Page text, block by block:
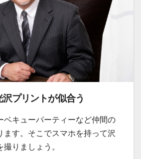
プリントが似合う
ベキューパーティーなど仲間の
ます。そこでスマホを持って沢
りましょう。